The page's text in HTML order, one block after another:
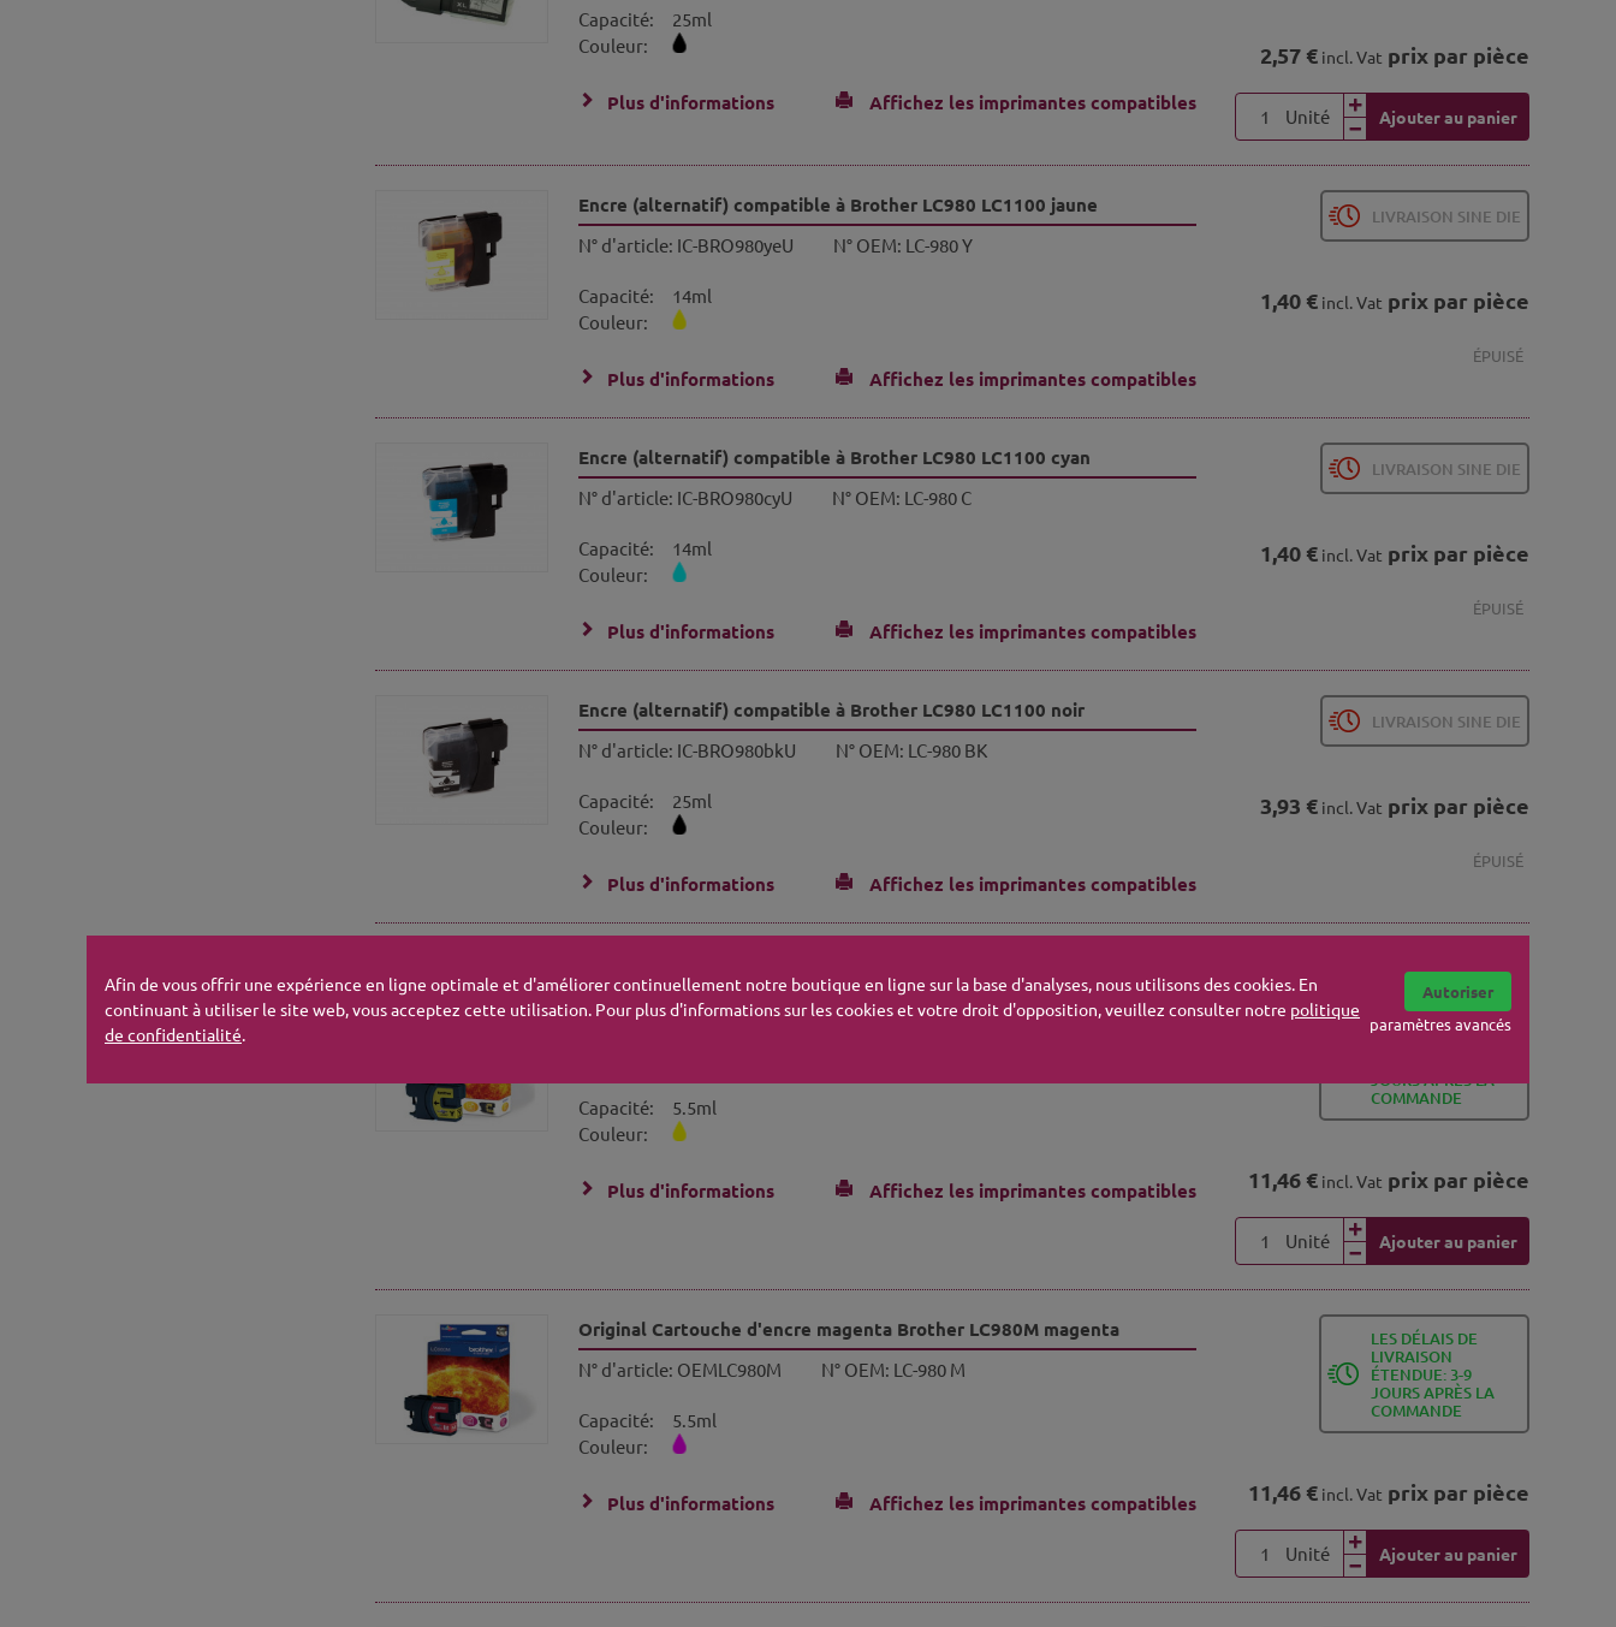
Capacité:
25ml
Couleur:
Plus d'informations Affichez les imprimantes compatibles
2,57 € incl. Vat prix par pièce
Unité Ajouter au panier
Encre (alternatif) compatible à Brother LC980 LC1100 jaune
N° d'article: IC-BRO980yeU N° OEM: LC-980 Y
Capacité:
14ml
Couleur:
Plus d'informations Affichez les imprimantes compatibles
LIVRAISON SINE DIE
1,40 € incl. Vat prix par pièce
ÉPUISÉ
Encre (alternatif) compatible à Brother LC980 LC1100 cyan
N° d'article: IC-BRO980cyU N° OEM: LC-980 C
Capacité:
14ml
Couleur:
Plus d'informations Affichez les imprimantes compatibles
LIVRAISON SINE DIE
1,40 € incl. Vat prix par pièce
ÉPUISÉ
Encre (alternatif) compatible à Brother LC980 LC1100 noir
N° d'article: IC-BRO980bkU N° OEM: LC-980 BK
Capacité:
25ml
Couleur:
Plus d'informations Affichez les imprimantes compatibles
LIVRAISON SINE DIE
3,93 € incl. Vat prix par pièce
ÉPUISÉ
Original Cartouche d'encre jaune Brother LC980Y jaune
Capacité:
5.5ml
Couleur:
Plus d'informations Affichez les imprimantes compatibles
LES DÉLAIS DE
JOURS APRÈS LA
COMMANDE
11,46 € incl. Vat prix par pièce
Unité Ajouter au panier
Original Cartouche d'encre magenta Brother LC980M magenta
N° d'article: OEMLC980M N° OEM: LC-980 M
Capacité:
5.5ml
Couleur:
Plus d'informations Affichez les imprimantes compatibles
LES DÉLAIS DE
LIVRAISON
ÉTENDUE: 3-9
JOURS APRÈS LA
COMMANDE
11,46 € incl. Vat prix par pièce
Unité Ajouter au panier
Autoriser
paramètres avancés
Afin de vous offrir une expérience en ligne optimale et d'améliorer continuellement notre boutique en ligne sur la base d'analyses, nous utilisons des cookies. En
continuant à utiliser le site web, vous acceptez cette utilisation. Pour plus d'informations sur les cookies et votre droit d'opposition, veuillez consulter notre politique
de confidentialité.